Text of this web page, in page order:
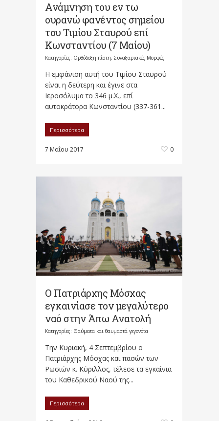
Ανάμνηση του εν τω
ουρανώ φανέντος σημείου
του Τιμίου Σταυρού επί
Κωνσταντίου (7 Μαίου)
Κατηγορίες: Ορθόδοξη πίστη, Συναξαριακές Μορφές
Η εμφάνιση αυτή του Τιμίου Σταυρού
είναι η δεύτερη και έγινε στα
Ιεροσόλυμα το 346 μ.Χ., επί
αυτοκράτορα Κωνσταντίου (337-361...
Περισσότερα
7 Μαΐου 2017 0
Ο Πατριάρχης Μόσχας
εγκαινίασε τον μεγαλύτερο
ναό στην Άπω Ανατολή
Κατηγορίες: Θαύματα και θαυμαστά γεγονότα
Την Κυριακή, 4 Σεπτεμβρίου ο
Πατριάρχης Μόσχας και πασών των
Ρωσιών κ. Κύριλλος, τέλεσε τα εγκαίνια
του Καθεδρικού Ναού της...
Περισσότερα